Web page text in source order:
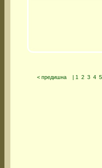
< предишна | 1 2 3 4 5